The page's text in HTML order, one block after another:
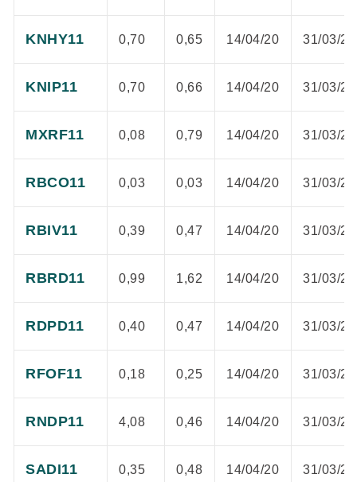
KNHY11 0,70 0,65 14/04/20 31/03/20
KNIP11 0,70 0,66 14/04/20 31/03/20
MXRF11 0,08 0,79 14/04/20 31/03/20
RBCO11 0,03 0,03 14/04/20 31/03/20
RBIV11 0,39 0,47 14/04/20 31/03/20
RBRD11 0,99 1,62 14/04/20 31/03/20
RDPD11 0,40 0,47 14/04/20 31/03/20
RFOF11 0,18 0,25 14/04/20 31/03/20
RNDP11 4,08 0,46 14/04/20 31/03/20
SADI11 0,35 0,48 14/04/20 31/03/20